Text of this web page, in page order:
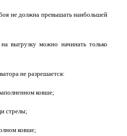
не должна превышать наибольшей
выгрузку можно начинать только
не разрешается:
ковше;
стрелы;
ковше;